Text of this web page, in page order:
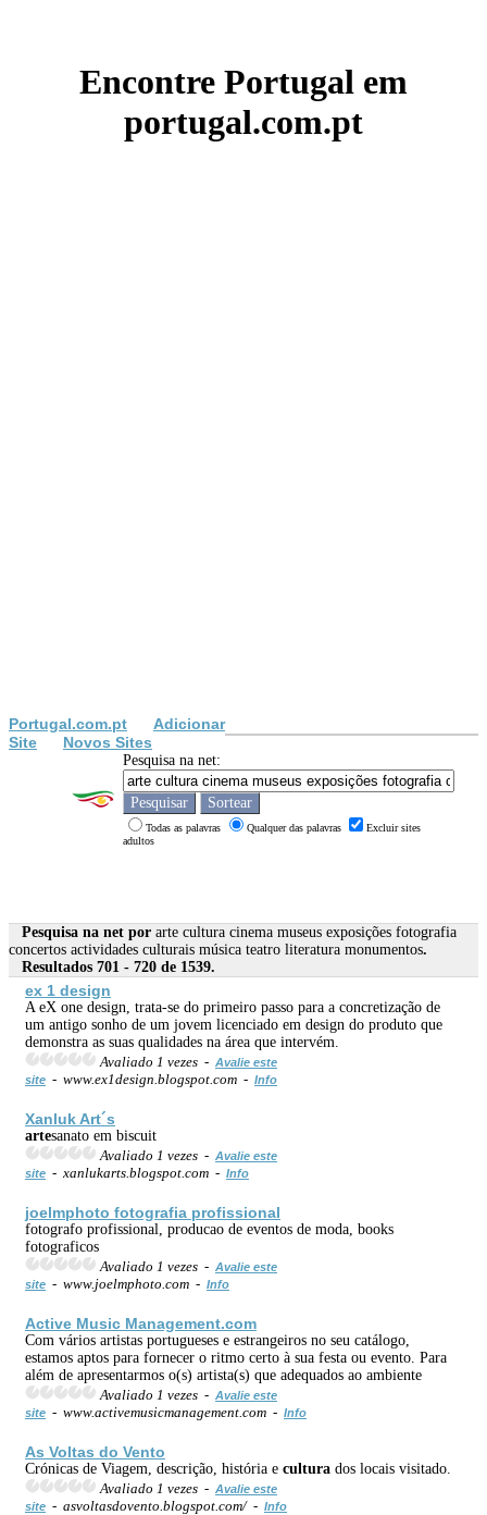
Encontre Portugal em
portugal.com.pt
Portugal.com.pt
Adicionar
Site
Novos Sites
Pesquisa na net:
Todas as palavras Qualquer das palavras
Excluir sites
adultos
Pesquisa na net por arte cultura cinema museus exposições fotografia
concertos actividades culturais música teatro literatura monumentos.
Resultados 701 - 720 de 1539.
ex 1 design
A eX one design, trata-se do primeiro passo para a concretização de
um antigo sonho de um jovem licenciado em design do produto que
demonstra as suas qualidades na área que intervém.
Avaliado 1 vezes - Avalie este
site - www.ex1design.blogspot.com - Info
Xanluk Art´s
artesanato em biscuit
Avaliado 1 vezes - Avalie este
site - xanlukarts.blogspot.com - Info
joelmphoto fotografia profissional
fotografo profissional, producao de eventos de moda, books
fotograficos
Avaliado 1 vezes - Avalie este
site - www.joelmphoto.com - Info
Active Music Management.com
Com vários artistas portugueses e estrangeiros no seu catálogo,
estamos aptos para fornecer o ritmo certo à sua festa ou evento. Para
além de apresentarmos o(s) artista(s) que adequados ao ambiente
Avaliado 1 vezes - Avalie este
site - www.activemusicmanagement.com - Info
As Voltas do Vento
Crónicas de Viagem, descrição, história e cultura dos locais visitado.
Avaliado 1 vezes - Avalie este
site - asvoltasdovento.blogspot.com/ - Info